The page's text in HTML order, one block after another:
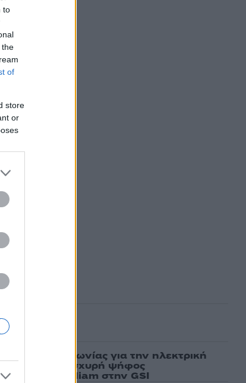
to
the
of
store
or
συμφωνίας για την ηλεκτρική
– Κύπρου: «Ισχυρή ψήφος
της Meridiam στην GSI